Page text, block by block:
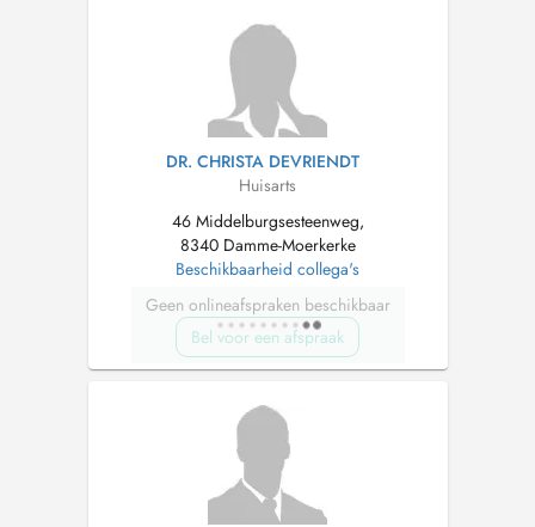
DR. CHRISTA DEVRIENDT
Huisarts
46 Middelburgsesteenweg,
8340 Damme-Moerkerke
Beschikbaarheid collega's
Geen onlineafspraken beschikbaar
Bel voor een afspraak